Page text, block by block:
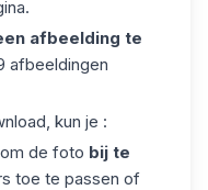
afbeelding te
afbeeldingen
kun je :
de foto bij te
toe te passen of